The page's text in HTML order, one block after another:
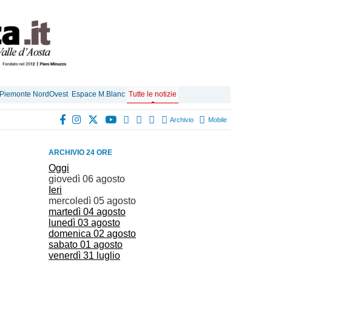
Piemonte NordOvest Espace M.Blanc Tutte le notizie
Archivio Mobile
ARCHIVIO 24 ORE
Oggi
giovedì 06 agosto
Ieri
mercoledì 05 agosto
martedì 04 agosto
lunedì 03 agosto
domenica 02 agosto
sabato 01 agosto
venerdì 31 luglio